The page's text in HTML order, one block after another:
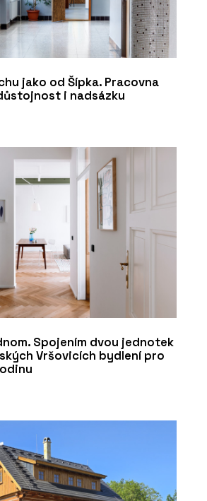
jako od Šípka. Pracovna
i nadsázku
Spojením dvou jednotek
Vršovicích bydlení pro